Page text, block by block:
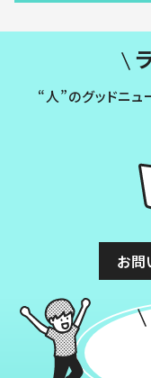
“人”のグッドニュ
お問